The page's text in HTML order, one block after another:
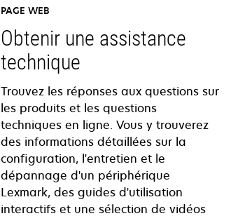
PAGE WEB
Obtenir une assistance
technique
Trouvez les réponses aux questions sur
les produits et les questions
techniques en ligne. Vous y trouverez
des informations détaillées sur la
configuration, l'entretien et le
dépannage d'un périphérique
Lexmark, des guides d'utilisation
interactifs et une sélection de vidéos